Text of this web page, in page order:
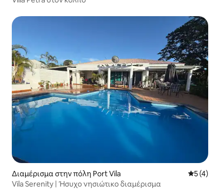
Διαμέρισμα στην πόλη Port Vila Μέση
5 (4)
Vila Serenity | Ήσυχο νησιώτικο διαμέρισμα